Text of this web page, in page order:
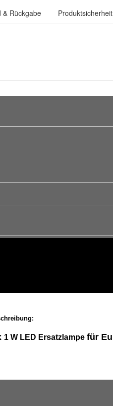
& Rückgabe Produktsicherheit